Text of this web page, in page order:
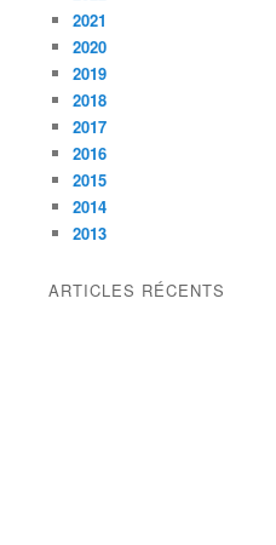
2021
2020
2019
2018
2017
2016
2015
2014
2013
ARTICLES RÉCENTS